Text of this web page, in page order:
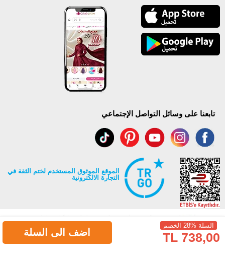
السلة %28 الخصم
738,00 TL اضف الى السلة
تابعنا على وسائل التواصل الإجتماعي
الموقع الموثوق المستخدم لختم الثقة في
التجارة الالكترونية
جميع حقوق Modaselvim محفوظة ©2026